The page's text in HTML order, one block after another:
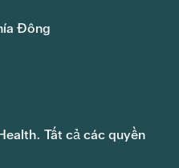
Đông
Tất cả các quyền